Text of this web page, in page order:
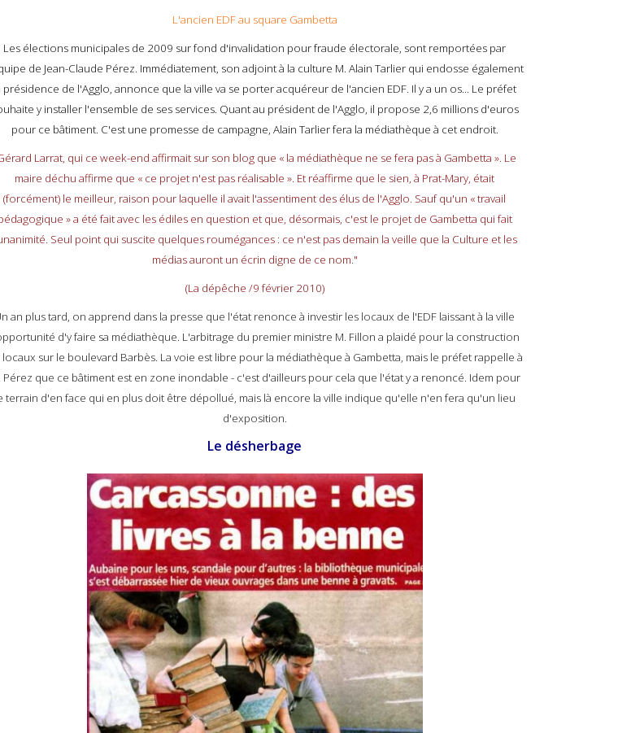
L'ancien EDF au square Gambetta
Les élections municipales de 2009 sur fond d'invalidation pour fraude électorale, sont remportées par
de Jean-Claude Pérez. Immédiatement, son adjoint à la culture M. Alain Tarlier qui endosse également
présidence de l'Agglo, annonce que la ville va se porter acquéreur de l'ancien EDF. Il y a un os... Le préfet
y installer l'ensemble de ses services. Quant au président de l'Agglo, il propose 2,6 millions d'euros
pour ce bâtiment. C'est une promesse de campagne, Alain Tarlier fera la médiathèque à cet endroit.
Larrat, qui ce week-end affirmait sur son blog que « la médiathèque ne se fera pas à Gambetta ». Le
maire déchu affirme que « ce projet n'est pas réalisable ». Et réaffirme que le sien, à Prat-Mary, était
(forcément) le meilleur, raison pour laquelle il avait l'assentiment des élus de l'Agglo. Sauf qu'un « travail
» a été fait avec les édiles en question et que, désormais, c'est le projet de Gambetta qui fait
Seul point qui suscite quelques roumégances : ce n'est pas demain la veille que la Culture et les
médias auront un écrin digne de ce nom."
(La dépêche /9 février 2010)
an plus tard, on apprend dans la presse que l'état renonce à investir les locaux de l'EDF laissant à la ville
d'y faire sa médiathèque. L'arbitrage du premier ministre M. Fillon a plaidé pour la construction
locaux sur le boulevard Barbès. La voie est libre pour la médiathèque à Gambetta, mais le préfet rappelle à
Pérez que ce bâtiment est en zone inondable - c'est d'ailleurs pour cela que l'état y a renoncé. Idem pour
terrain d'en face qui en plus doit être dépollué, mais là encore la ville indique qu'elle n'en fera qu'un lieu
d'exposition.
Le désherbage